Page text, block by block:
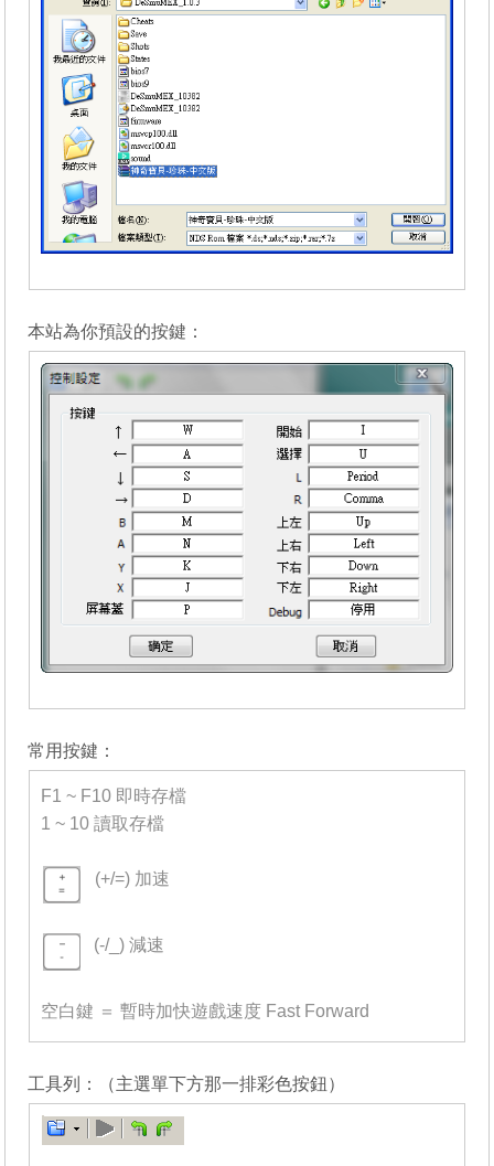
本站為你預設的按鍵：
常用按鍵：
F1 ~ F10 即時存檔
1 ~ 10 讀取存檔
(+/=) 加速
(-/_) 減速
空白鍵 ＝ 暫時加快遊戲速度 Fast Forward
工具列：（主選單下方那一排彩色按鈕）